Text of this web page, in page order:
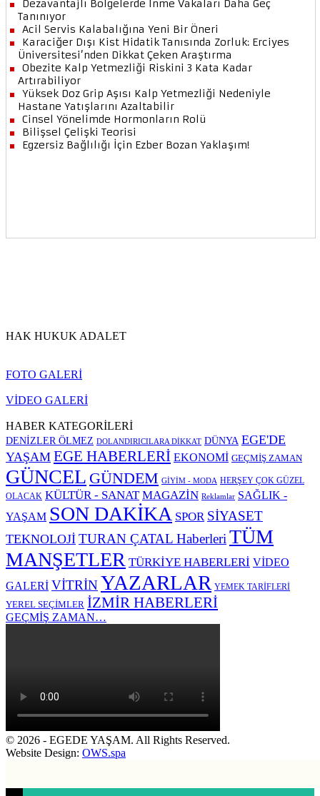
HAK HUKUK ADALET
FOTO GALERİ
VİDEO GALERİ
HABER KATEGORİLERİ
DENİZLER ÖLMEZ DOLANDIRICILARA DİKKAT DÜNYA EGE'DE
YAŞAM EGE HABERLERİ EKONOMİ GEÇMİŞ ZAMAN
GÜNCEL GÜNDEM GİYİM - MODA HERŞEY ÇOK GÜZEL
OLACAK KÜLTÜR - SANAT MAGAZİN Reklamlar SAĞLIK -
YAŞAM SON DAKİKA SPOR SİYASET
TEKNOLOJİ TURAN ÇATAL Haberleri TÜM
MANŞETLER TÜRKİYE HABERLERİ VİDEO
GALERİ VİTRİNYAZARLAR YEMEK TARİFLERİ
YEREL SEÇİMLER İZMİR HABERLERİ
GEÇMİŞ ZAMAN…
© 2026 - EGEDE YAŞAM. All Rights Reserved.
Website Design: OWS.spa